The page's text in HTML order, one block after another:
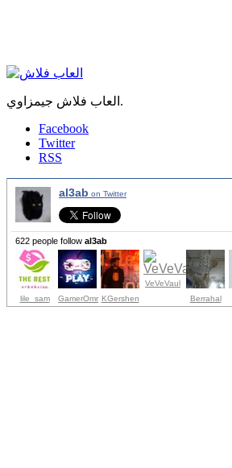
العاب فلاش جيمزاوي.
Facebook
Twitter
RSS
al3ab on Twitter
622 people follow al3ab
lile_sam GamerOmr KGershen
VeVeVaul
Berrahal